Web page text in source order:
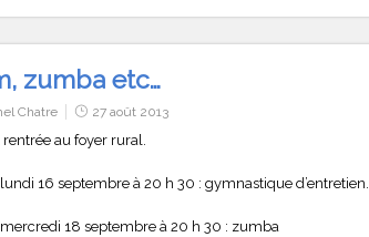
zumba etc…
Chatre 27 août 2013
rentrée au foyer rural.
16 septembre à 20 h 30 : gymnastique d’entretien.
18 septembre à 20 h 30 : zumba